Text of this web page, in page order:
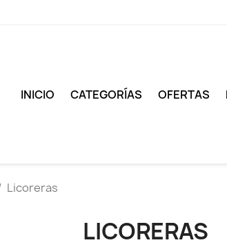
INICIO CATEGORÍAS OFERTAS
Licoreras
LICORERAS